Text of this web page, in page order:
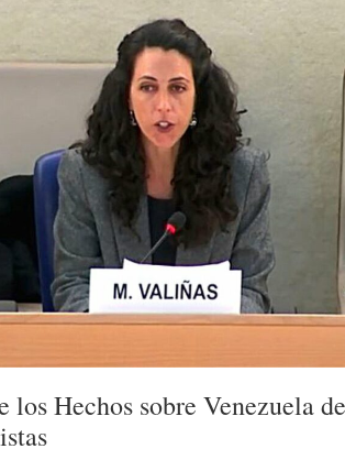
Hechos sobre Venezuela